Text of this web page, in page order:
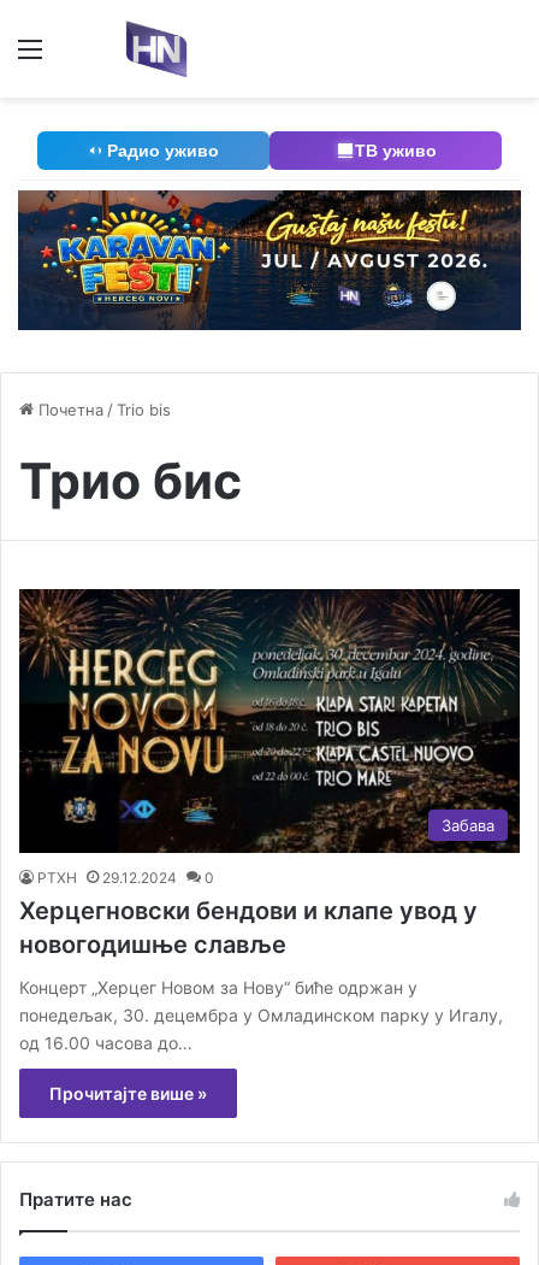
Радио уживо ТВ уживо
Почетна /Trio bis
Трио бис
Забава
РТХН 29.12.2024 0
Херцегновски бендови и клапе увод у
новогодишње славље
Концерт „Херцег Новом за Нову“ биће одржан у
понедељак, 30. децембра у Омладинском парку у Игалу,
од 16.00 часова до…
Прочитајте више »
Пратите нас